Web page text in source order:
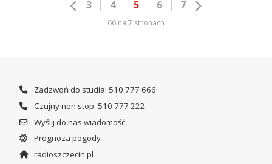
3 4 5 6 7
66 na 7 stronach
Zadzwoń do studia: 510 777 666
Czujny non stop: 510 777 222
Wyślij do nas wiadomość
Prognoza pogody
radioszczecin.pl